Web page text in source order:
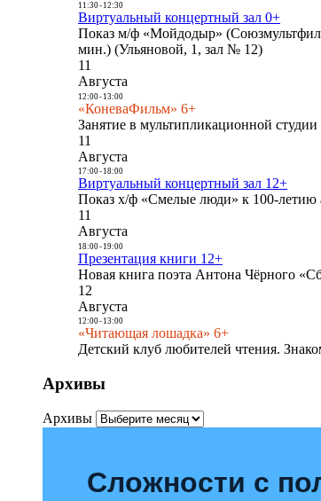
11:30- 12:30
Виртуальный концертный зал 0+
Показ м/ф «Мойдодыр»
мин.) (Ульяновой, 1, зал № 12)
11
Августа
12:00- 13:00
«КоневаФильм» 6+
Занятие в мультипликационной
11
Августа
17:00- 18:00
Виртуальный концертный зал 12+
Показ х/ф «Смелые люди» к 100-летию
11
Августа
18:00- 19:00
Презентация книги 12+
Новая книга поэта Антона Чёрного
12
Августа
12:00- 13:00
«Читающая лошадка» 6+
Детский клуб любителей чтения.
Архивы
Архивы
Сложности с